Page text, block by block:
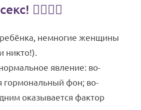
👩‍❤️‍💋‍👨
немногие женщины
никто!).
явление: во-
гормональный фон; во-
оказывается фактор